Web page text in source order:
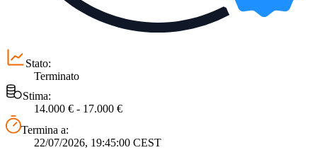
Stato:
Terminato
Stima:
14.000 € - 17.000 €
Termina a:
22/07/2026, 19:45:00 CEST